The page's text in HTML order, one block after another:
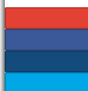
MMO-
RPG-